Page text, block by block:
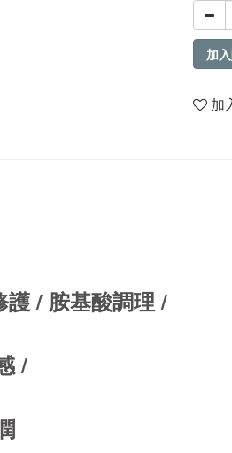
加
加
/ 胺基酸調理 /
/